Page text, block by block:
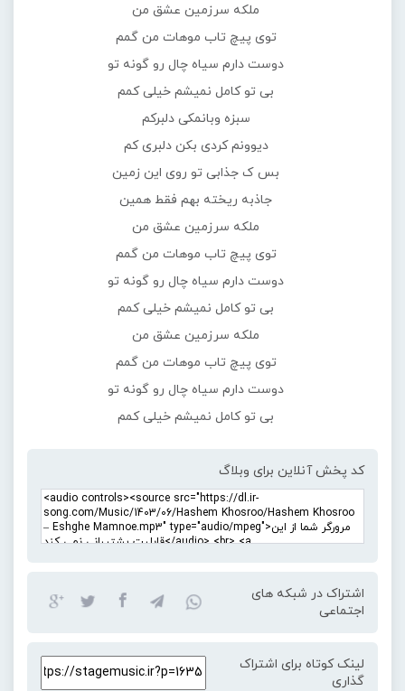
ملکه سرزمین عشق من
توی پیچ تاب موهات من گمم
دوست دارم سیاه چال رو گونه تو
بی تو کامل نمیشم خیلی کمم
سبزه وبانمکی دلبرکم
دیوونم کردی بکن دلبری کم
بس ک جذابی تو روی این زمین
جاذبه ریخته بهم فقط همین
ملکه سرزمین عشق من
توی پیچ تاب موهات من گمم
دوست دارم سیاه چال رو گونه تو
بی تو کامل نمیشم خیلی کمم
ملکه سرزمین عشق من
توی پیچ تاب موهات من گمم
دوست دارم سیاه چال رو گونه تو
بی تو کامل نمیشم خیلی کمم
کد پخش آنلاین برای وبلاگ
اشتراک در شبکه های
اجتماعی
لینک کوتاه برای اشتراک
گذاری